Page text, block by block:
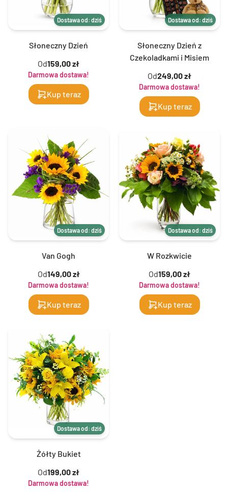
Dostawa od: dziś
Słoneczny Dzień
Od159,00 zł
Darmowa dostawa!
Kup teraz
Dostawa od: dziś
Słoneczny Dzień z
Czekoladkami i Misiem
Od249,00 zł
Darmowa dostawa!
Kup teraz
Dostawa od: dziś
Van Gogh
Od149,00 zł
Darmowa dostawa!
Kup teraz
Dostawa od: dziś
W Rozkwicie
Od159,00 zł
Darmowa dostawa!
Kup teraz
Dostawa od: dziś
Żółty Bukiet
Od199,00 zł
Darmowa dostawa!